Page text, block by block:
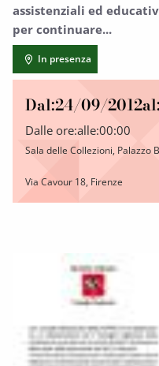
assistenziali ed
per continuare...
In presenza
Dal:24/09/2012al:
Dalle ore:alle:00:00
Sala delle Collezioni, Palazzo
Via Cavour 18, Firenze